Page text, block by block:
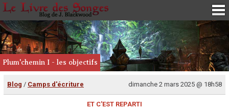
Plum'chemin I - les objectifs
Blog / Camps d'écriture dimanche 2 mars 2025 @ 18h58
ET C'EST REPARTI